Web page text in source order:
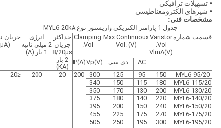
• تسهیلات ترافیکی
• شیرهای الکترومغناطیسی
مشخصات فنی:
جدول 1 پارامتر الکتریکی واریستور نوع MYL6-20kA
قسمت شمارهVaristor
Vol.
VlmA(V)
Max.Continuous
Vol. (V)
Clamping
Vol.
حداکثر
جریان
8/20μs
2 بار
(KA)
انرژی
2 میلی ثانیه
1 بار (A)
جریان
(μA)
AC دی سی Vp(V)
IP(A)
MYL6-95/20
150
95
125
300
200
20
200
≤20
MYL6-115/20
180
115
150
340
MYL6-130/20
200
130
170
350
MYL6-140/20
220
140
180
375
MYL6-150/20
240
150
200
395
MYL6-175/20
270
175
225
455
MYL6-195/20
300
195
250
505